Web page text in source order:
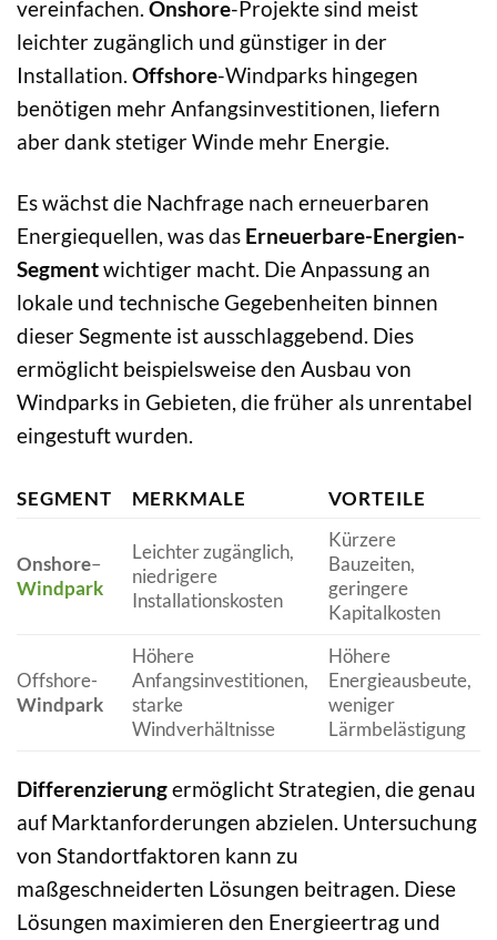
vereinfachen. Onshore-Projekte sind meist
leichter zugänglich und günstiger in der
Installation. Offshore-Windparks hingegen
benötigen mehr Anfangsinvestitionen, liefern
aber dank stetiger Winde mehr Energie.
Es wächst die Nachfrage nach erneuerbaren
Energiequellen, was das Erneuerbare-Energien-
Segmentwichtiger macht. Die Anpassung an
lokale und technische Gegebenheiten binnen
dieser Segmente ist ausschlaggebend. Dies
ermöglicht beispielsweise den Ausbau von
Windparks in Gebieten, die früher als unrentabel
eingestuft wurden.
SEGMENT MERKMALE VORTEILE
Onshore–
Windpark
Leichter zugänglich,
niedrigere
Installationskosten
Kürzere
Bauzeiten,
geringere
Kapitalkosten
Offshore-
Windpark
Höhere
Anfangsinvestitionen,
starke
Windverhältnisse
Höhere
Energieausbeute,
weniger
Lärmbelästigung
Differenzierungermöglicht Strategien, die genau
auf Marktanforderungen abzielen. Untersuchung
von Standortfaktoren kann zu
maßgeschneiderten Lösungen beitragen. Diese
Lösungen maximieren den Energieertrag und